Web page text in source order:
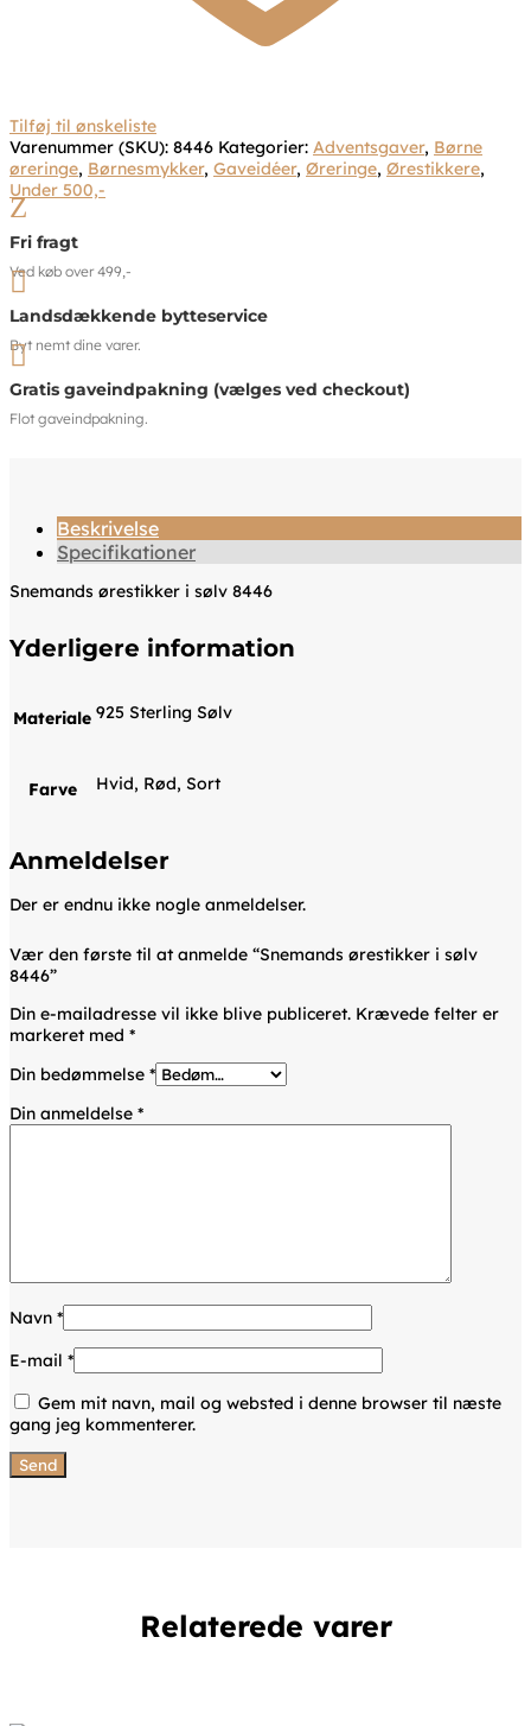
Tilføj til ønskeliste
Varenummer (SKU): 8446 Kategorier: Adventsgaver, Børne
øreringe, Børnesmykker, Gaveidéer, Øreringe, Ørestikkere,
Under 500,-
Z
Fri fragt
Ved køb over 499,-

Landsdækkende bytteservice
Byt nemt dine varer.

Gratis gaveindpakning (vælges ved checkout)
Flot gaveindpakning.
Beskrivelse
Specifikationer
Snemands ørestikker i sølv 8446
Yderligere information
Materiale 925 Sterling Sølv
Farve Hvid, Rød, Sort
Anmeldelser
Der er endnu ikke nogle anmeldelser.
Vær den første til at anmelde “Snemands ørestikker i sølv
8446”
Din e-mailadresse vil ikke blive publiceret. Krævede felter er
markeret med *
Din bedømmelse *
Din anmeldelse *
Navn *
E-mail *
Gem mit navn, mail og websted i denne browser til næste
gang jeg kommenterer.
Relaterede varer